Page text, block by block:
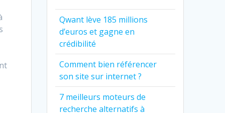
Qwant lève 185 millions
d’euros et gagne en
crédibilité
Comment bien référencer
son site sur internet ?
7 meilleurs moteurs de
recherche alternatifs à